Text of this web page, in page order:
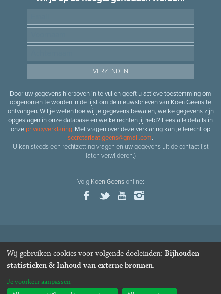
Door uw gegevens hierboven in te vullen geeft u actieve toestemming om
opgenomen te worden in de lijst om de nieuwsbrieven van Koen Geens te
ontvangen. Wil je weten hoe wij je gegevens bewaren, welke gegevens zijn
opgeslagen in onze database en welke rechten jij hebt? Lees alle details in
onze privacyverklaring. Met vragen over deze verklaring kan je terecht op
secretariaat.geens@gmail.com.
U kan steeds een rechtzetting vragen en uw gegevens uit de contactlijst
laten verwijderen.)
Volg Koen Geensonline:
© 2026Oud-minister en ere-volksvertegenwoordiger Koen
· Alle rechten voorbehouden · Cookies wijzigen
Webdesign&website ontwikkelingdoor Zenjoy in Leuven
Wij gebruiken cookies voor volgende doeleinden: Bijhouden
statistieken & Inhoud van externe bronnen.
Je voorkeur aanpassen